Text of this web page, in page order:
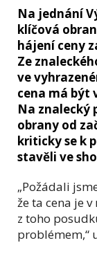
Na jednání
klíčová
hájení ceny
Ze
ve
cena má být
Na znalecký
obrany od
kriticky se k
stavěli ve
„Požádali
že ta cena je
z toho
problémem,“